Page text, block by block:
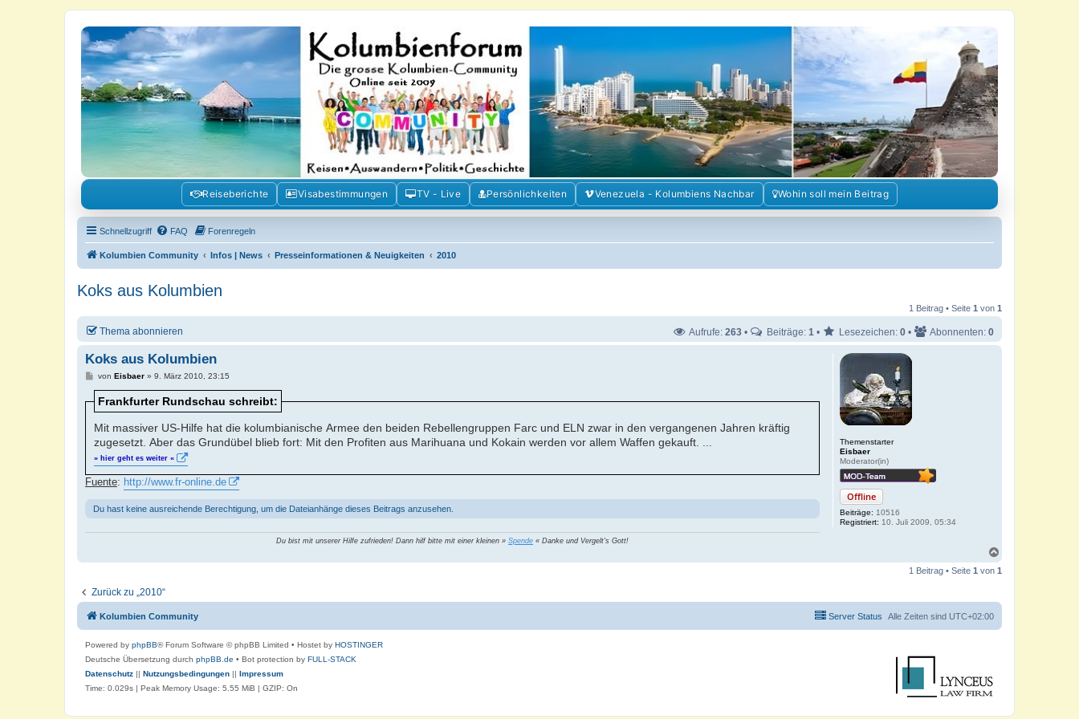
Kolumbienforum - Das grosse Forum der Freunde Kolumbiens
Reisen, Auswandern, Kultur, Politik, Geschichte und Visum in Kolumbien und Venezuela. Austausch, Erfahrungen und Gemeinschaft im Kolumbienforum
Reiseberichte Visabestimmungen TV - Live Persönlichkeiten Venezuela - Kolumbiens Nachbar Wohin soll mein Beitrag
Schnellzugriff FAQ Forenregeln
Kolumbien Community Infos | News Presseinformationen & Neuigkeiten 2010
Koks aus Kolumbien
1 Beitrag • Seite 1 von 1
Thema abonnieren Aufrufe: 263 • Beiträge: 1 • Lesezeichen: 0 • Abonnenten: 0
Themenstarter
Eisbaer
Moderator(in)
Offline
Beiträge: 10516
Registriert: 10. Juli 2009, 05:34
Koks aus Kolumbien
B
r
a
g
von Eisbaer» 9. März 2010, 23:15
Frankfurter Rundschau schreibt:
Mit massiver US-Hilfe hat die kolumbianische Armee den beiden Rebellengruppen Farc und ELN zwar in den vergangenen Jahren kräftig
zugesetzt. Aber das Grundübel blieb fort: Mit den Profiten aus Marihuana und Kokain werden vor allem Waffen gekauft. ...
» hier geht es weiter «
Fuente: http://www.fr-online.de
Du hast keine ausreichende Berechtigung, um die Dateianhänge dieses Beitrags anzusehen.
Du bist mit unserer Hilfe zufrieden! Dann hilf bitte mit einer kleinen » Spende « Danke und Vergelt's Gott!
c
b
n
1 Beitrag • Seite 1 von 1
Zurück zu „2010“
Kolumbien Community Alle Zeiten sind UTC+02:00
Server Status
Powered by phpBB® Forum Software © phpBB Limited • Hostet by HOSTINGER
Deutsche Übersetzung durch phpBB.de • Bot protection by FULL-STACK
Datenschutz || Nutzungsbedingungen || Impressum
Time: 0.029s | Peak Memory Usage: 5.55 MiB | GZIP: On